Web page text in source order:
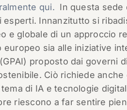
qui. In questa sede
esperti. Innanzitutto si
e globale di un approccio
sia alle iniziative
proposto dai governi
Ciò richiede anche
di IA e tecnologie
riescono a far sentire